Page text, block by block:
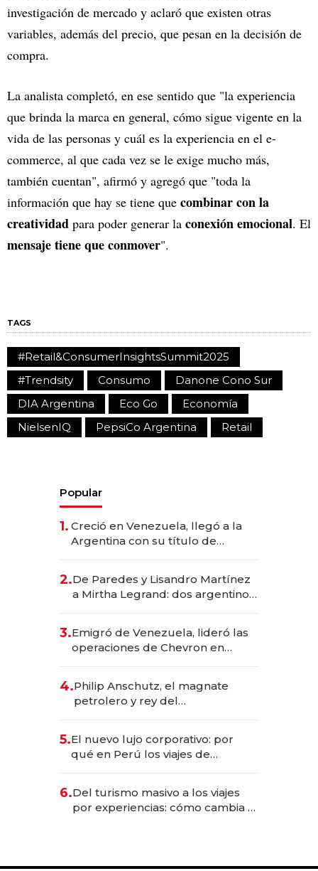
investigación de mercado y aclaró que existen otras
variables, además del precio, que pesan en la decisión de
compra.
La analista completó, en ese sentido que "la experiencia
que brinda la marca en general, cómo sigue vigente en la
vida de las personas y cuál es la experiencia en el e-
commerce, al que cada vez se le exige mucho más,
también cuentan", afirmó y agregó que "toda la
información que hay se tiene que combinar con la
creatividad para poder generar la conexión emocional. El
mensaje tiene que conmover".
TAGS
#Retail&ConsumerInsightsSummit2025
#Trendsity
Consumo
Danone Cono Sur
DIA Argentina
Eco Go
Economía
NielsenIQ
PepsiCo Argentina Retail
Popular
1. Creció en Venezuela, llegó a la
Argentina con su título de
las marcas "fast premium"
2.De Paredes y Lisandro Martínez
a Mirtha Legrand: dos argentinos
3.Emigró de Venezuela, lideró las
operaciones de Chevron en
4.Philip Anschutz, el magnate
petrolero y rey del
Fénix
5.El nuevo lujo corporativo: por
qué en Perú los viajes de
transformadoras
6.Del turismo masivo a los viajes
por experiencias: cómo cambia el